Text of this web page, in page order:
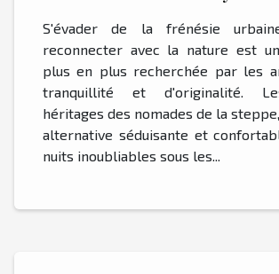
confortables en milieu
S'évader de la frénésie
reconnecter avec la nature est
plus en plus recherchée par les
tranquillité et d'originalité.
héritages des nomades de la
alternative séduisante et
nuits inoubliables sous les...